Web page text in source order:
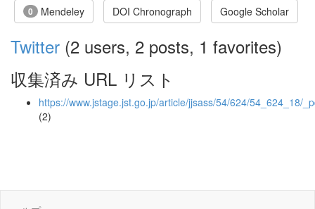
0 Mendeley DOI Chronograph Google Scholar
Twitter (2 users, 2 posts, 1 favorites)
収集済み URL リスト
https://www.jstage.jst.go.jp/article/jjsass/54/624/54_624_18/
(2)